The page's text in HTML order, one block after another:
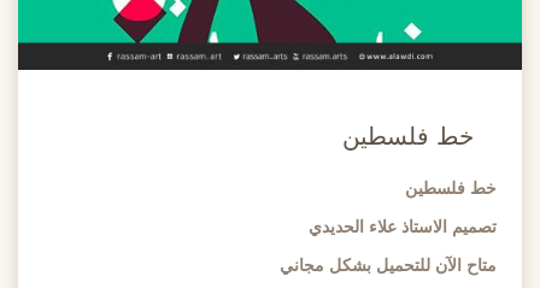
خط فلسطين
خط فلسطين
تصميم الاستاذ علاء الحديدي
متاح الآن للتحميل بشكل مجاني